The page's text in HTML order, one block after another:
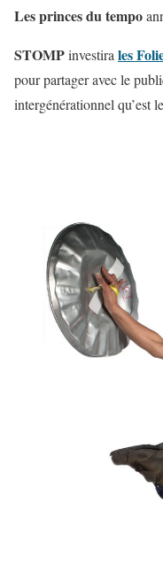
Les princes du tempo
STOMPinvestirales
pour partager avec le
intergénérationnel qu’est